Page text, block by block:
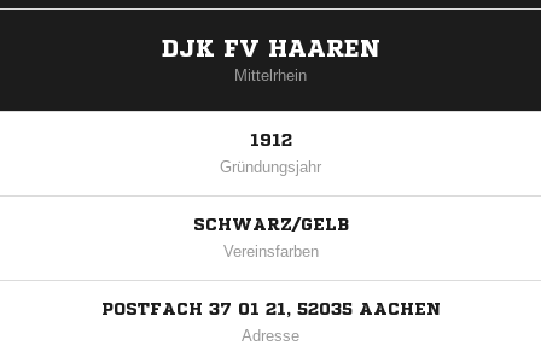
DJK FV HAAREN
Mittelrhein
1912
Gründungsjahr
SCHWARZ/GELB
Vereinsfarben
POSTFACH 37 01 21, 52035 AACHEN
Adresse